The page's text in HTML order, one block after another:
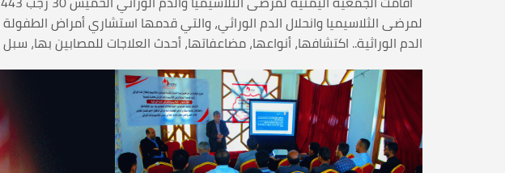
لمرضى الثلاسيميا وانحلال الدم الوراثي، والتي قدمها استشاري أمراض
الدم الوراثية.. اكتشافها، أنواعها، مضاعفاتها، أحدث العلاجات للمصابين